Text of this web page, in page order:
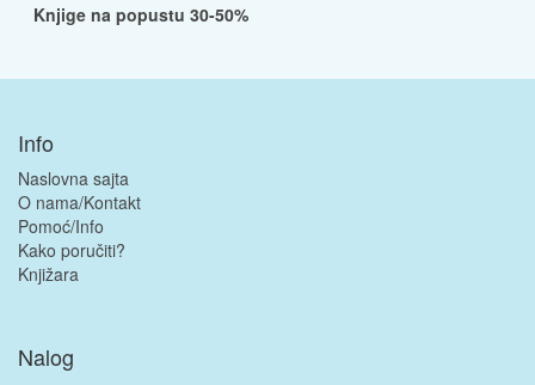
Knjige na popustu 30-50%
Info
Naslovna sajta
O nama/Kontakt
Pomoć/Info
Kako poručiti?
Knjižara
Nalog